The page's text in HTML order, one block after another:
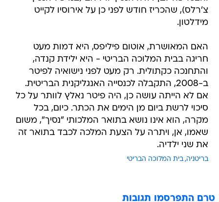
צ'רלס), שהכריז חודש לפני כן על אירוסיו לקייט
מידלטון.
האם המאושרת, אוטום פיליפס, היא דמות מעט
חריגה בבית המלוכה הבריטי - היא ילידת קנדה,
והתחנכה כקתולית. רק מעט לפני נישואיה לפיטר
ב-2008, התקבלה לכנסייה האנגליקנית הבריטית.
אם לא הייתה עושה כן, היה פיטר נאלץ לוותר על כל
סיכוי לרשת ביום מן הימים את הכתר. כיום, בכל
מקרה, הוא אינו נושא בתואר המלכותי "נסיך", משום
שאמו, אן, ויתרה על הצעת המלכה לכבד בתואר זה
את שני ילדיה.
בריטניה בית המלוכה הבריטי
טרם התפרסמו תגובות